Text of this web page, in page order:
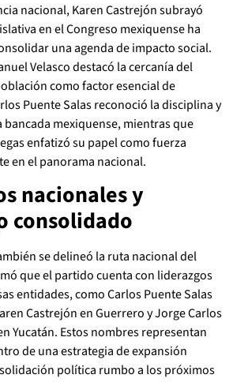
nacional, Karen Castrejón subrayó
en el Congreso mexiquense ha
una agenda de impacto social.
Velasco destacó la cercanía del
como factor esencial de
Puente Salas reconoció la disciplina y
bancada mexiquense, mientras que
enfatizó su papel como fuerza
en el panorama nacional.
nacionales y
consolidado
se delineó la ruta nacional del
que el partido cuenta con liderazgos
entidades, como Carlos Puente Salas
Castrejón en Guerrero y Jorge Carlos
Yucatán. Estos nombres representan
de una estrategia de expansión
política rumbo a los próximos